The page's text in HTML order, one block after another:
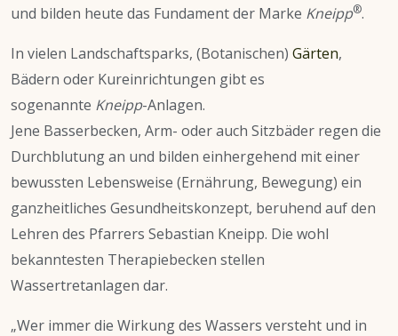
und bilden heute das Fundament der Marke Kneipp®.
In vielen Landschaftsparks, (Botanischen) Gärten,
Bädern oder Kureinrichtungen gibt es
sogenannte Kneipp-Anlagen.
Jene Basserbecken, Arm- oder auch Sitzbäder regen die
Durchblutung an und bilden einhergehend mit einer
bewussten Lebensweise (Ernährung, Bewegung) ein
ganzheitliches Gesundheitskonzept, beruhend auf den
Lehren des Pfarrers Sebastian Kneipp. Die wohl
bekanntesten Therapiebecken stellen
Wassertretanlagen dar.
„Wer immer die Wirkung des Wassers versteht und in